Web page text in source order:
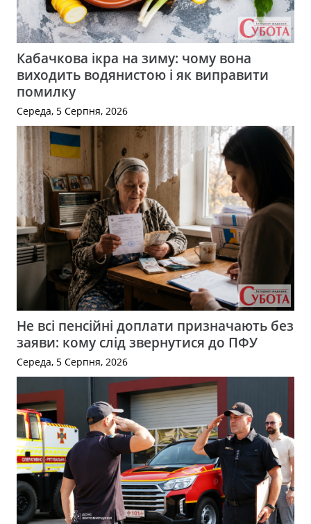
Кабачкова ікра на зиму: чому вона
виходить водянистою і як виправити
помилку
Середа, 5 Серпня, 2026
Не всі пенсійні доплати призначають без
заяви: кому слід звернутися до ПФУ
Середа, 5 Серпня, 2026